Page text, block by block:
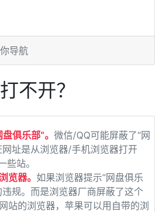
导航
不开？
俱乐部”。 微信/QQ可能屏蔽了“网
址是从浏览器/手机浏览器打开
站。
览器。 如果浏览器提示“网盘俱乐
规。而是浏览器厂商屏蔽了这个
站的浏览器，苹果可以用自带的浏